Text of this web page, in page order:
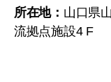
所在地： 山口県
流拠点施設4 F